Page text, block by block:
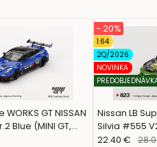
GT NISSAN
Blue (MINI GT,
Nissan LB
Silvia #555
Drift Japan
1:64
2Q/2026
NOVINKA
- 20%
22.40 €